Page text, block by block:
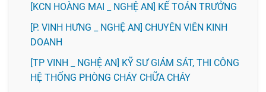
️[KCN HOÀNG MAI _ NGHỆ AN] KẾ TOÁN TRƯỞNG
️[P. VINH HƯNG _ NGHỆ AN] CHUYÊN VIÊN KINH
DOANH
[TP VINH _ NGHỆ AN] KỸ SƯ GIÁM SÁT, THI CÔNG
HỆ THỐNG PHÒNG CHÁY CHỮA CHÁY